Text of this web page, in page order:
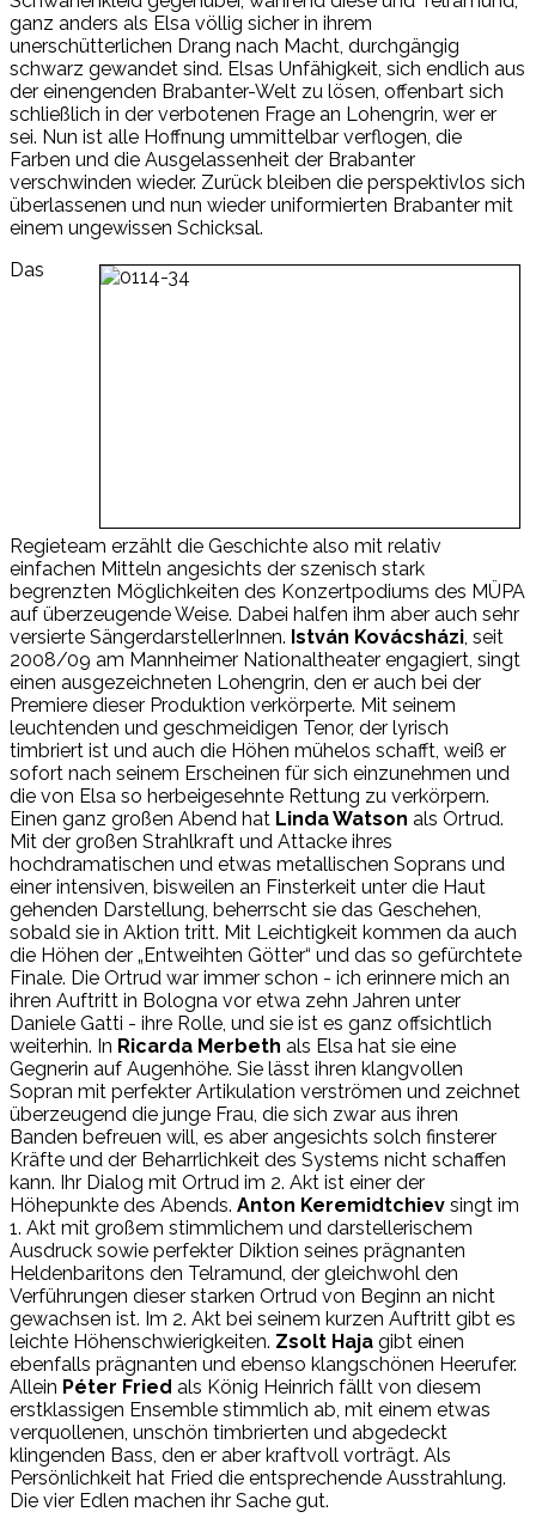
ganz anders als Elsa völlig sicher in ihrem
unerschütterlichen Drang nach Macht, durchgängig
schwarz gewandet sind. Elsas Unfähigkeit, sich endlich aus
der einengenden Brabanter-Welt zu lösen, offenbart sich
schließlich in der verbotenen Frage an Lohengrin, wer er
sei. Nun ist alle Hoffnung ummittelbar verflogen, die
Farben und die Ausgelassenheit der Brabanter
verschwinden wieder. Zurück bleiben die perspektivlos sich
überlassenen und nun wieder uniformierten Brabanter mit
einem ungewissen Schicksal.
Das
Regieteam erzählt die Geschichte also mit relativ
einfachen Mitteln angesichts der szenisch stark
begrenzten Möglichkeiten des Konzertpodiums des MÜPA
auf überzeugende Weise. Dabei halfen ihm aber auch sehr
versierte SängerdarstellerInnen. István Kovácsházi, seit
2008/09 am Mannheimer Nationaltheater engagiert, singt
einen ausgezeichneten Lohengrin, den er auch bei der
Premiere dieser Produktion verkörperte. Mit seinem
leuchtenden und geschmeidigen Tenor, der lyrisch
timbriert ist und auch die Höhen mühelos schafft, weiß er
sofort nach seinem Erscheinen für sich einzunehmen und
die von Elsa so herbeigesehnte Rettung zu verkörpern.
Einen ganz großen Abend hat Linda Watson als Ortrud.
Mit der großen Strahlkraft und Attacke ihres
hochdramatischen und etwas metallischen Soprans und
einer intensiven, bisweilen an Finsterkeit unter die Haut
gehenden Darstellung, beherrscht sie das Geschehen,
sobald sie in Aktion tritt. Mit Leichtigkeit kommen da auch
die Höhen der „Entweihten Götter“ und das so gefürchtete
Finale. Die Ortrud war immer schon - ich erinnere mich an
ihren Auftritt in Bologna vor etwa zehn Jahren unter
Daniele Gatti - ihre Rolle, und sie ist es ganz offsichtlich
weiterhin. In Ricarda Merbeth als Elsa hat sie eine
Gegnerin auf Augenhöhe. Sie lässt ihren klangvollen
Sopran mit perfekter Artikulation verströmen und zeichnet
überzeugend die junge Frau, die sich zwar aus ihren
Banden befreuen will, es aber angesichts solch finsterer
Kräfte und der Beharrlichkeit des Systems nicht schaffen
kann. Ihr Dialog mit Ortrud im 2. Akt ist einer der
Höhepunkte des Abends. Anton Keremidtchiev singt im
1. Akt mit großem stimmlichem und darstellerischem
Ausdruck sowie perfekter Diktion seines prägnanten
Heldenbaritons den Telramund, der gleichwohl den
Verführungen dieser starken Ortrud von Beginn an nicht
gewachsen ist. Im 2. Akt bei seinem kurzen Auftritt gibt es
leichte Höhenschwierigkeiten. Zsolt Haja gibt einen
ebenfalls prägnanten und ebenso klangschönen Heerufer.
Allein Péter Fried als König Heinrich fällt von diesem
erstklassigen Ensemble stimmlich ab, mit einem etwas
verquollenen, unschön timbrierten und abgedeckt
klingenden Bass, den er aber kraftvoll vorträgt. Als
Persönlichkeit hat Fried die entsprechende Ausstrahlung.
Die vier Edlen machen ihr Sache gut.